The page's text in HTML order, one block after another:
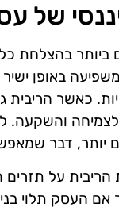
של
ביותר בהצלחת
באופן
כאשר הריבית
והשקעה.
יותר, דבר
על תזרים
העסק תלוי